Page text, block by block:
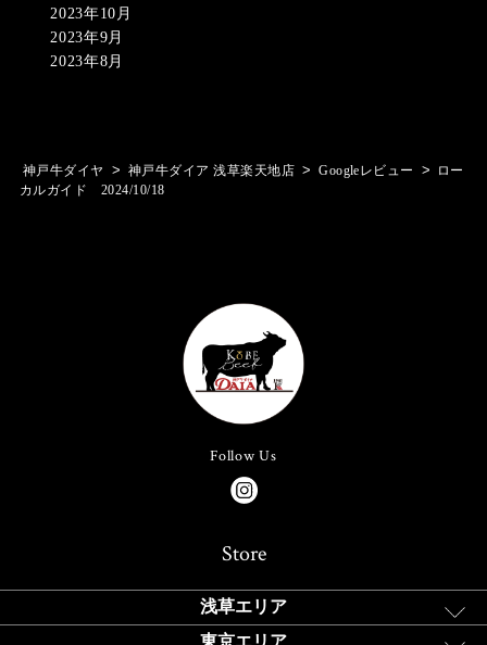
2023年10月
2023年9月
2023年8月
神戸牛ダイヤ > 神戸牛ダイア 浅草楽天地店 > Googleレビュー >
ロー
カルガイド 2024/10/18
Follow Us
Store
浅草エリア